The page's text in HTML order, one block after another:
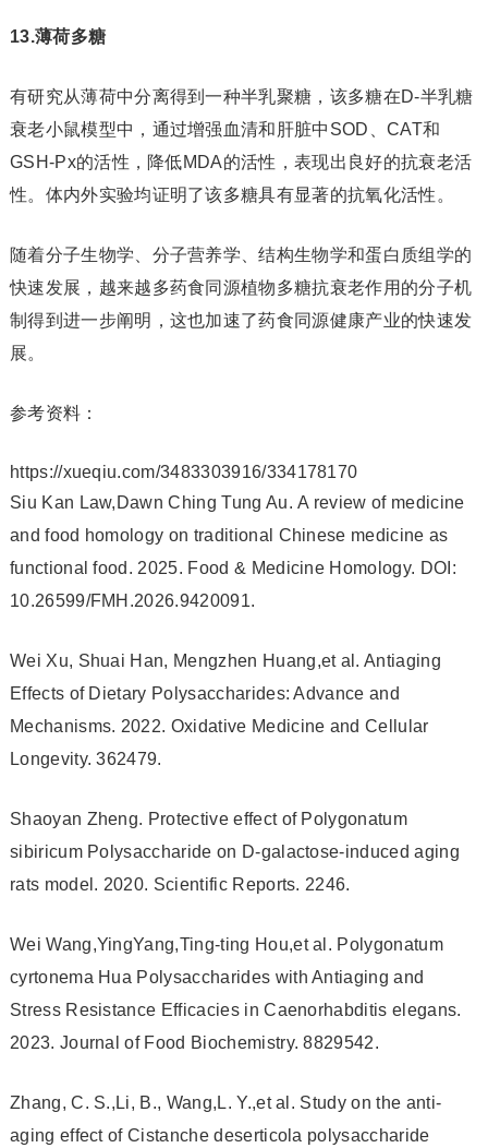
13.薄荷多糖
有研究从薄荷中分离得到一种半乳聚糖，该多糖在D-半乳糖
衰老小鼠模型中，通过增强血清和肝脏中SOD、CAT和
GSH-Px的活性，降低MDA的活性，表现出良好的抗衰老活
性。体内外实验均证明了该多糖具有显著的抗氧化活性。
随着分子生物学、分子营养学、结构生物学和蛋白质组学的
快速发展，越来越多药食同源植物多糖抗衰老作用的分子机
制得到进一步阐明，这也加速了药食同源健康产业的快速发
展。
参考资料：
https://xueqiu.com/3483303916/334178170
Siu Kan Law,Dawn Ching Tung Au. A review of medicine
and food homology on traditional Chinese medicine as
functional food. 2025. Food & Medicine Homology. DOI:
10.26599/FMH.2026.9420091.
Wei Xu, Shuai Han, Mengzhen Huang,et al. Antiaging
Effects of Dietary Polysaccharides: Advance and
Mechanisms. 2022. Oxidative Medicine and Cellular
Longevity. 362479.
Shaoyan Zheng. Protective effect of Polygonatum
sibiricum Polysaccharide on D-galactose-induced aging
rats model. 2020. Scientific Reports. 2246.
Wei Wang,YingYang,Ting-ting Hou,et al. Polygonatum
cyrtonema Hua Polysaccharides with Antiaging and
Stress Resistance Efficacies in Caenorhabditis elegans.
2023. Journal of Food Biochemistry. 8829542.
Zhang, C. S.,Li, B., Wang,L. Y.,et al. Study on the anti-
aging effect of Cistanche deserticola polysaccharide